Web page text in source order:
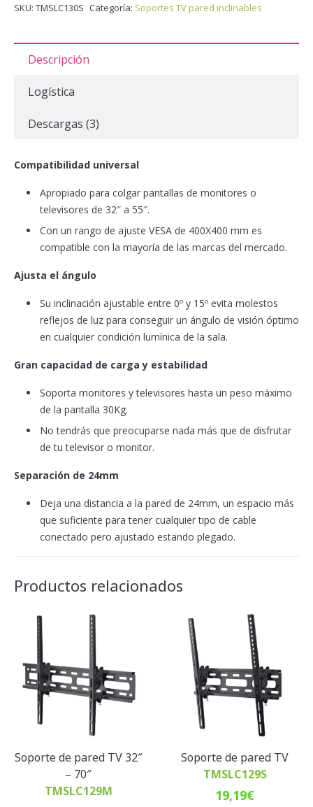
SKU: TMSLC130S Categoría: Soportes TV pared inclinables
Descripción
Logística
Descargas (3)
Compatibilidad universal
Apropiado para colgar pantallas de monitores o
televisores de 32″ a 55″.
Con un rango de ajuste VESA de 400X400 mm es
compatible con la mayoría de las marcas del mercado.
Ajusta el ángulo
Su inclinación ajustable entre 0º y 15º evita molestos
reflejos de luz para conseguir un ángulo de visión óptimo
en cualquier condición lumínica de la sala.
Gran capacidad de carga y estabilidad
Soporta monitores y televisores hasta un peso máximo
de la pantalla 30Kg.
No tendrás que preocuparse nada más que de disfrutar
de tu televisor o monitor.
Separación de 24mm
Deja una distancia a la pared de 24mm, un espacio más
que suficiente para tener cualquier tipo de cable
conectado pero ajustado estando plegado.
Productos relacionados
Soporte de pared TV 32″
– 70″
TMSLC129M
Soporte de pared TV
TMSLC129S
19,19€